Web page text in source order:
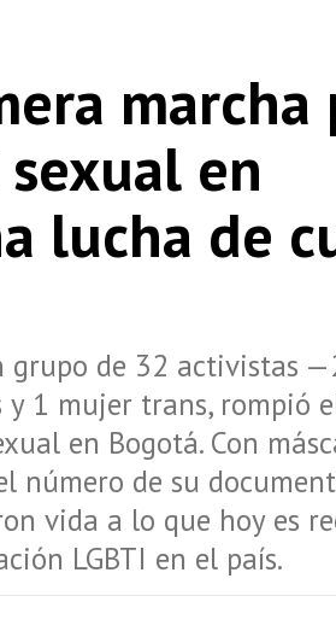
marcha
en
lucha de
grupo de 32 activistas
y 1 mujer trans, rompió
en Bogotá. Con
número de su
vida a lo que hoy es
LGBTI en el país.